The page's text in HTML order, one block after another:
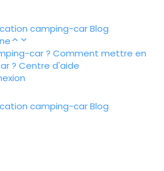
camping-carBlog
car ? Comment mettre en
? Centre d'aide
camping-carBlog